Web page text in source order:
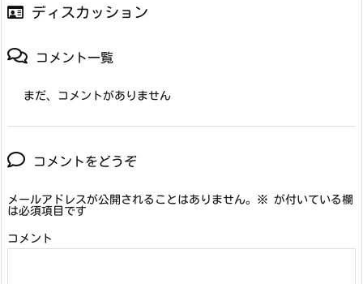
ディスカッション
コメント一覧
まだ、コメントがありません
コメントをどうぞ
メールアドレスが公開されることはありません。 ※ が付いている欄
は必須項目です
コメント